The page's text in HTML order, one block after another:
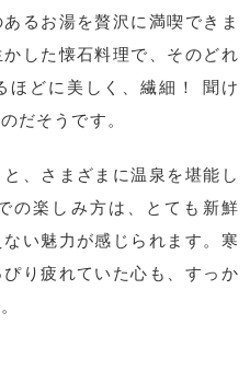
るお湯を贅沢に満喫できま
した懐石料理で、そのどれ
ほどに美しく、繊細！ 聞け
だそうです。
、さまざまに温泉を堪能し
の楽しみ方は、とても新鮮
い魅力が感じられます。寒
り疲れていた心も、すっか